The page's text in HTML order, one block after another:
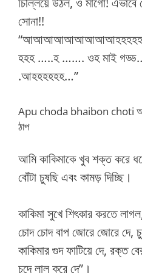
সোনা!!
হহহ …..হ ……. ওহ মাই
.আহহহহহহ…”
Apu choda bhaibon choti আপুর
ঠাপ
আমি কাকিমাকে খুব শক্ত করে
বোঁটা চুষছি এবং কামড় দিচ্ছি।
কাকিমা সুখে শিৎকার করতে
চোদ চোদ বাপ জোরে জোরে দে,
কাকিমার গুদ ফাটিয়ে দে, রক্ত
চুদে লাল করে দে”।